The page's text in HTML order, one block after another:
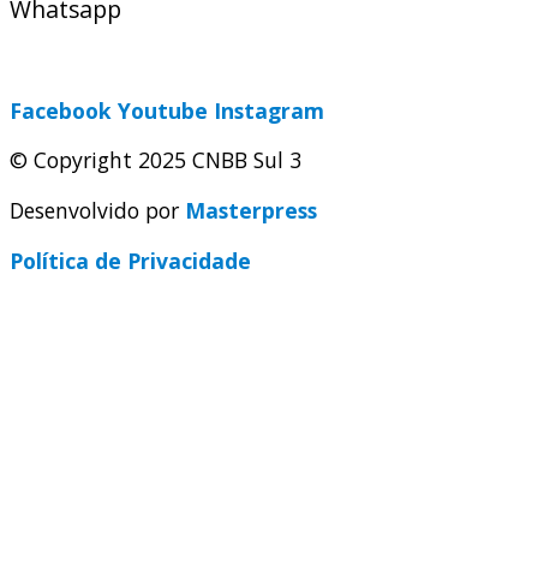
Whatsapp
Facebook Youtube Instagram
© Copyright 2025 CNBB Sul 3
Desenvolvido por Masterpress
Política de Privacidade